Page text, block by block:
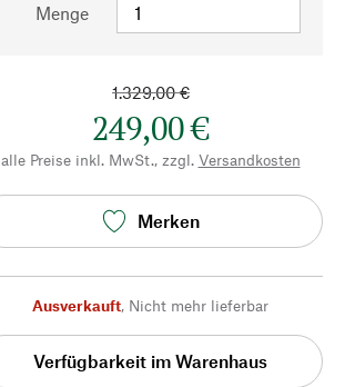
Menge
1.329,00 €
249,00 €
alle Preise inkl. MwSt., zzgl. Versandkosten
Merken
Ausverkauft, Nicht mehr lieferbar
Verfügbarkeit im Warenhaus